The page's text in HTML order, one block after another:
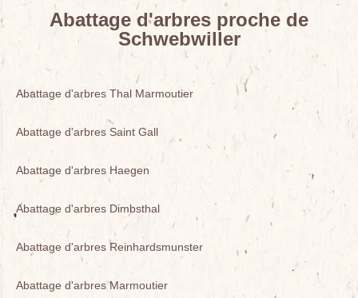
Abattage d'arbres proche de
Schwebwiller
Abattage d'arbres Thal Marmoutier
Abattage d'arbres Saint Gall
Abattage d'arbres Haegen
Abattage d'arbres Dimbsthal
Abattage d'arbres Reinhardsmunster
Abattage d'arbres Marmoutier